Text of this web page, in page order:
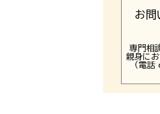
お問
専門相
親身に
（電話